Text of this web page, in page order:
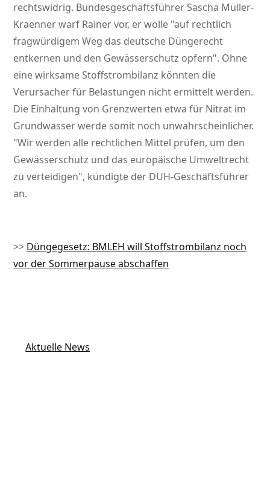
rechtswidrig. Bundesgeschäftsführer Sascha Müller-
Kraenner warf Rainer vor, er wolle auf rechtlich
fragwürdigem Weg das deutsche Düngerecht
entkernen und den Gewässerschutz opfern . Ohne
eine wirksame Stoffstrombilanz könnten die
Verursacher für Belastungen nicht ermittelt werden.
Die Einhaltung von Grenzwerten etwa für Nitrat im
Grundwasser werde somit noch unwahrscheinlicher.
Wir werden alle rechtlichen Mittel prüfen, um den
Gewässerschutz und das europäische Umweltrecht
zu verteidigen , kündigte der DUH-Geschäftsführer
an.
>> Düngegesetz: BMLEH will Stoffstrombilanz noch
vor der Sommerpause abschaffen
Aktuelle News